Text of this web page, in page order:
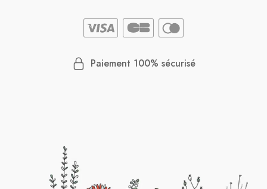
Paiement 100% sécurisé